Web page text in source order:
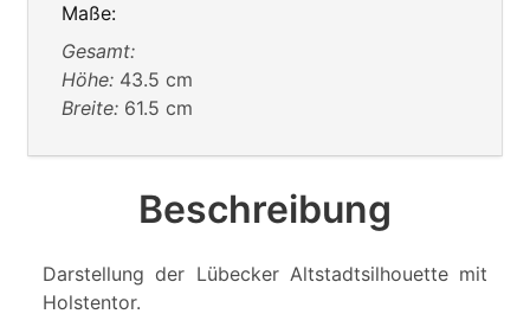
Maße:
Gesamt:
Höhe: 43.5 cm
Breite: 61.5 cm
Beschreibung
Darstellung der Lübecker Altstadtsilhouette mit
Holstentor.